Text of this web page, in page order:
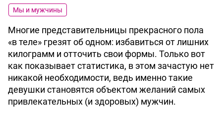
Мы и мужчины
Многие представительницы прекрасного пола
«в теле» грезят об одном: избавиться от лишних
килограмм и отточить свои формы. Только вот
как показывает статистика, в этом зачастую нет
никакой необходимости, ведь именно такие
девушки становятся объектом желаний самых
привлекательных (и здоровых) мужчин.